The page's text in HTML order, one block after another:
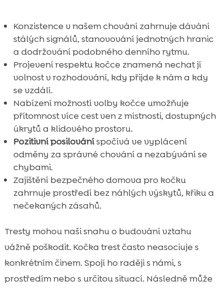
Konzistence v našem chování zahrnuje dávání
stálých signálů, stanovování jednotných hranic
a dodržování podobného denního rytmu.
Projevení respektu kočce znamená nechat jí
volnost v rozhodování, kdy přijde k nám a kdy
se vzdálí.
Nabízení možností volby kočce umožňuje
přítomnost více cest ven z místnosti, dostupných
úkrytů a klidového prostoru.
Pozitivní posilováníspočívá ve vyplácení
odměny za správné chování a nezabývání se
chybami.
Zajištění bezpečného domova pro kočku
zahrnuje prostředí bez náhlých výskytů, křiku a
nečekaných zásahů.
Tresty mohou naši snahu o budování vztahu
vážně poškodit. Kočka trest často neasociuje s
konkrétním činem. Spojí ho raději s námi, s
prostředím nebo s určitou situací. Následně může